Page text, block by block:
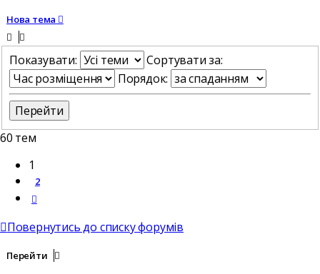
Нова тема
Показувати:
Сортувати за:
Порядок:
60 тем
1
2
Далі
Повернутись до списку форумів
Перейти